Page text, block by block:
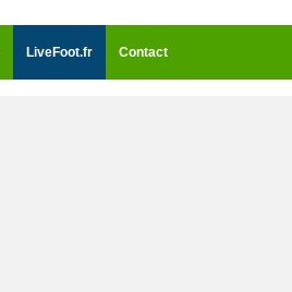
LiveFoot.fr Contact